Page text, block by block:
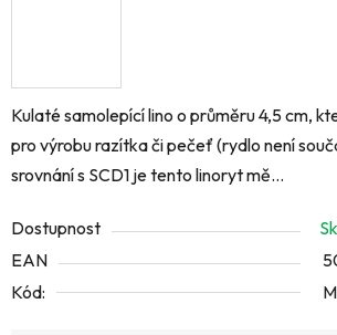
Kulaté samolepící lino o průměru 4,5 cm,
pro výrobu razítka či pečeť (rydlo není
srovnání s SCD1 je tento linoryt mě...
Dostupnost
EAN
Kód: